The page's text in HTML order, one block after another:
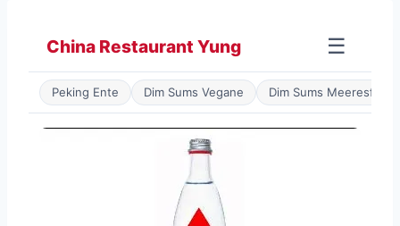
springen
China Restaurant Yung ☰
Peking Ente Dim Sums Vegane Dim Sums